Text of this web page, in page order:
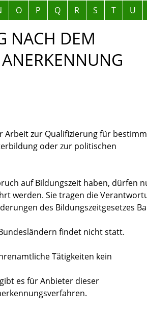
O P Q R S T U
NACH DEM
Arbeit zur Qualifizierung für
oder zur politischen
auf Bildungszeit haben, dürfen
werden. Sie tragen die
des Bildungszeitgesetzes
findet nicht statt.
Tätigkeiten kein
es für Anbieter dieser